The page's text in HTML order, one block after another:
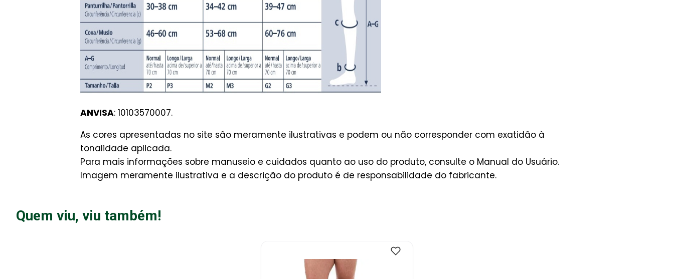
ANVISA: 10103570007.
As cores apresentadas no site são meramente ilustrativas e podem ou não corresponder com exatidão à
tonalidade aplicada.
Para mais informações sobre manuseio e cuidados quanto ao uso do produto, consulte o Manual do Usuário.
Imagem meramente ilustrativa e a descrição do produto é de responsabilidade do fabricante.
Quem viu, viu também!